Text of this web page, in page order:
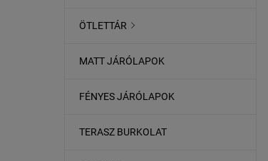
ÖTLETTÁR 
MATT JÁRÓLAPOK
FÉNYES JÁRÓLAPOK
TERASZ BURKOLAT